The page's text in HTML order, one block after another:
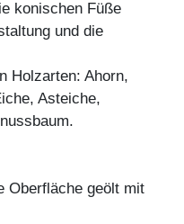
konischen Füße
und die
Holzarten: Ahorn,
Asteiche,
Oberfläche geölt mit